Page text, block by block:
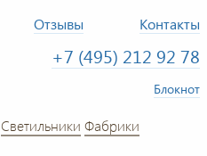
Отзывы Контакты
+7 (495) 212 92 78
Блокнот
Светильники Фабрики